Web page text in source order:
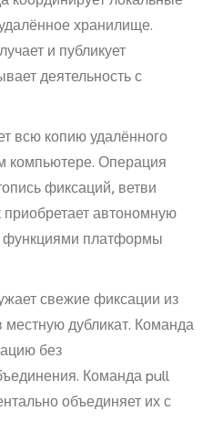
хранилище.
и публикует
деятельность с
всю копию удалённого
компьютере. Операция
фиксаций, ветви
приобретает автономную
функциями платформы
свежие фиксации из
дубликат. Команда
без
Команда pull
объединяет их с